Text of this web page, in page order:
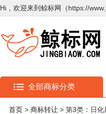
Hi，欢迎来到鲸标网（https://
全部商标分类
首页 > 商标转让 > 第3类：日化